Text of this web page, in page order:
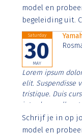
imperdiet. Nunc
model en
begeleiding uit.
Saturday
30
MAY
Lorem ipsum
elit. Suspendisse
tristique. Duis
interdum nulla,
Aenean faucibus
imperdiet. Nunc
Schrijf je in op
model en